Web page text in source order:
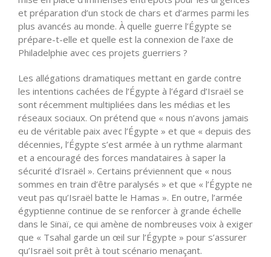
et préparation d’un stock de chars et d’armes parmi les
plus avancés au monde. À quelle guerre l’Égypte se
prépare-t-elle et quelle est la connexion de l’axe de
Philadelphie avec ces projets guerriers ?
Les allégations dramatiques mettant en garde contre
les intentions cachées de l’Égypte à l’égard d’Israël se
sont récemment multipliées dans les médias et les
réseaux sociaux. On prétend que « nous n’avons jamais
eu de véritable paix avec l’Égypte » et que « depuis des
décennies, l’Égypte s’est armée à un rythme alarmant
et a encouragé des forces mandataires à saper la
sécurité d’Israël ». Certains préviennent que « nous
sommes en train d’être paralysés » et que « l’Égypte ne
veut pas qu’Israël batte le Hamas ». En outre, l’armée
égyptienne continue de se renforcer à grande échelle
dans le Sinaï, ce qui amène de nombreuses voix à exiger
que « Tsahal garde un œil sur l’Égypte » pour s’assurer
qu’Israël soit prêt à tout scénario menaçant.